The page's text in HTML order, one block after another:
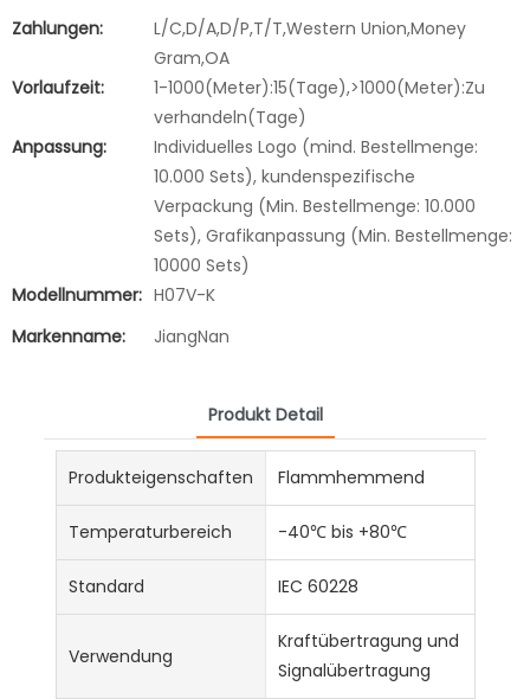
Zahlungen:
L/C,D/A,D/P,T/T,Western Union,Money
Gram,OA
Vorlaufzeit:
1-1000(Meter):15(Tage),>1000(Meter):Zu
verhandeln(Tage)
Anpassung:
Individuelles Logo (mind. Bestellmenge:
10.000 Sets), kundenspezifische
Verpackung (Min. Bestellmenge: 10.000
Sets), Grafikanpassung (Min. Bestellmenge:
10000 Sets)
Modellnummer: H07V-K
Markenname:
JiangNan
Produkt Detail
Produkteigenschaften Flammhemmend
Temperaturbereich -40℃ bis +80℃
Standard IEC 60228
Verwendung
Kraftübertragung und
Signalübertragung